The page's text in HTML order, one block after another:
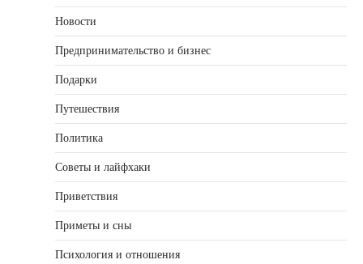
Новости
Предпринимательство и бизнес
Подарки
Путешествия
Политика
Советы и лайфхаки
Приветствия
Приметы и сны
Психология и отношения